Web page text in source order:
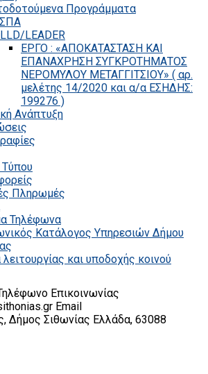
Προγράμματα
LEADER
ΕΡΓΟ : «ΑΠΟΚΑΤΑΣΤΑΣΗ ΚΑΙ
ΕΠΑΝΑΧΡΗΣΗ ΣΥΓΚΡΟΤΗΜΑΤΟΣ
ΝΕΡΟΜΥΛΟΥ ΜΕΤΑΓΓΙΤΣΙΟΥ» ( αρ.
μελέτης 14/2020 και α/α ΕΣΗΔΗΣ:
199276 )
Ανάπτυξη
Τύπου
Πληρωμές
Τηλέφωνα
Κατάλογος Υπηρεσιών Δήμου
και υποδοχής κοινού
Επικοινωνίας
Email
Δήμος Σιθωνίας Ελλάδα, 63088